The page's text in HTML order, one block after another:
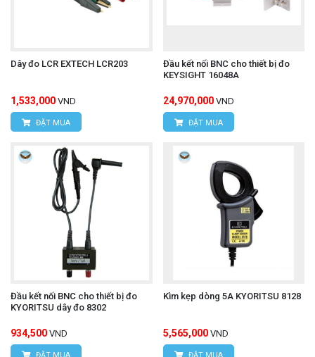
nhiều loại điểm đo khác nhau.
cá sấu, tạo thành một bộ dây đo toàn diện cho các
Nếu cần tư vấn cụ thể hơn hay có nhu cầu mua
đo HIOKI L9788-11
chính hãng, kèm những ưu đãi
hấp dẫn, quý khách hãy liên hệ trực tiếp với chúng
CÔNG TY TNHH THIẾT BỊ VÀ CÔNG NGHỆ
HÙNG NGUYÊN TECH - HÀ NỘI
Dây đo LCR EXTECH LCR203
1,533,000 VND
ĐẶT MUA
Đầu kết nối BNC cho thiết bị đo
KEYSIGHT 16048A
24,970,000 VND
ĐẶT MUA
Đầu kết nối BNC cho thiết bị đo
KYORITSU dây đo 8302
934,500 VND
Kìm kẹp dòng 5A KYORITSU 8128
5,565,000 VND